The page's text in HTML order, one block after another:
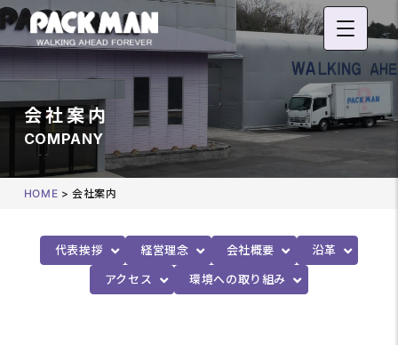
会社案内
COMPANY
HOME >会社案内
代表挨拶 経営理念 会社概要 沿革
アクセス 環境への取り組み